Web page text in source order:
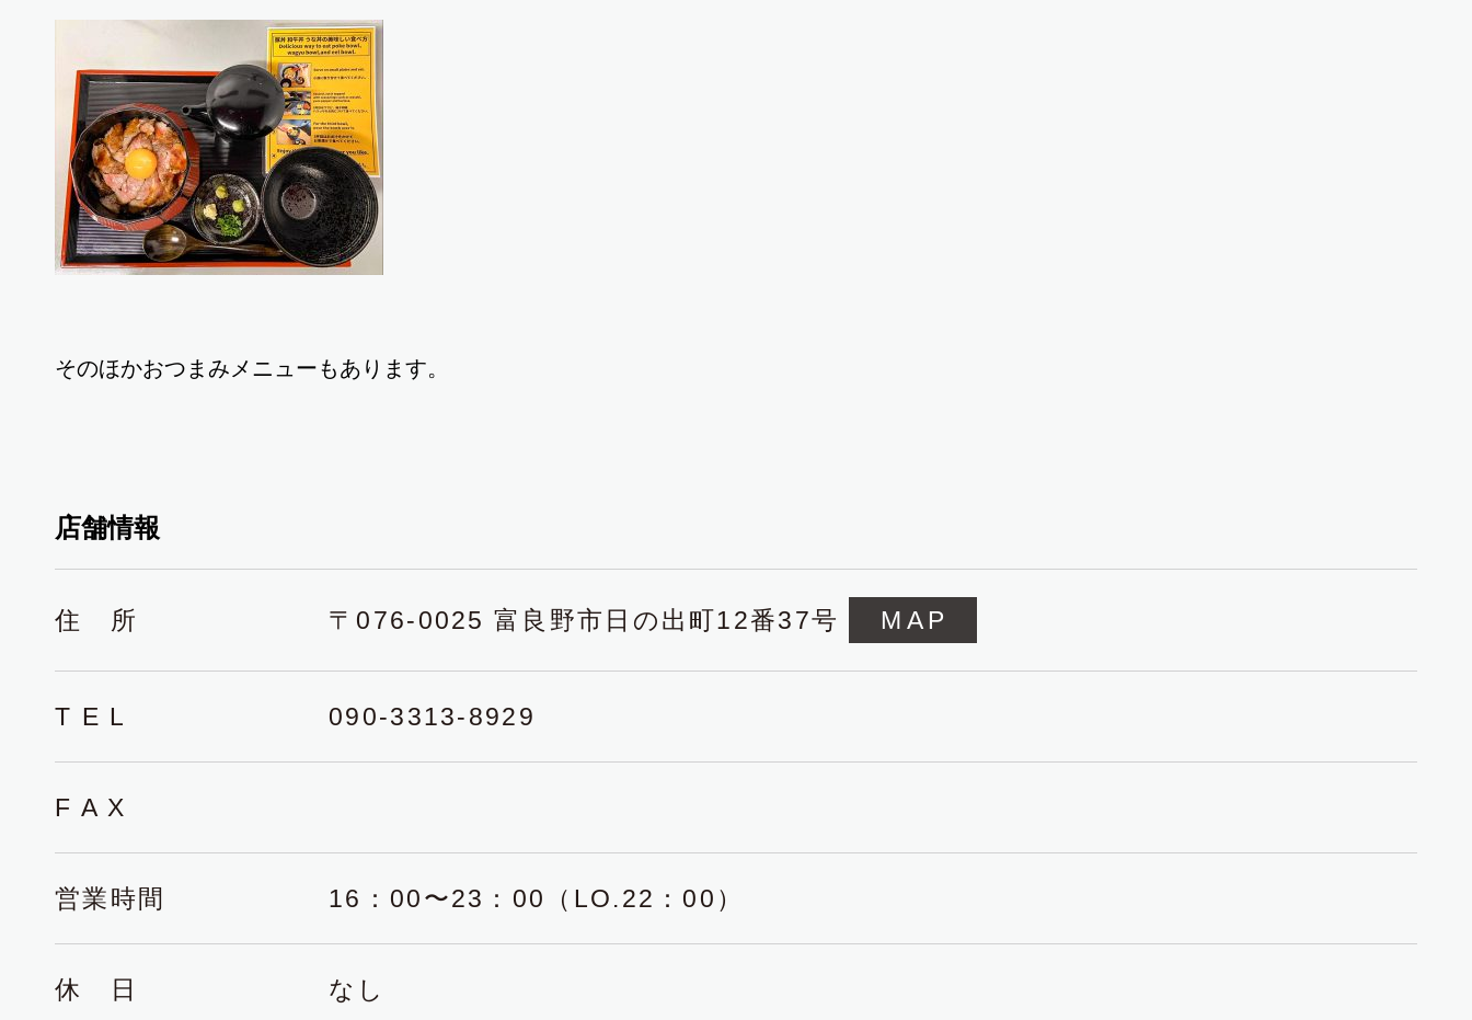
そのほかおつまみメニューもあります。
店舗情報
住 所 〒076-0025 富良野市日の出町12番37号 MAP
T E L 090-3313-8929
F A X
営業時間 16：00〜23：00（LO.22：00）
休 日 なし